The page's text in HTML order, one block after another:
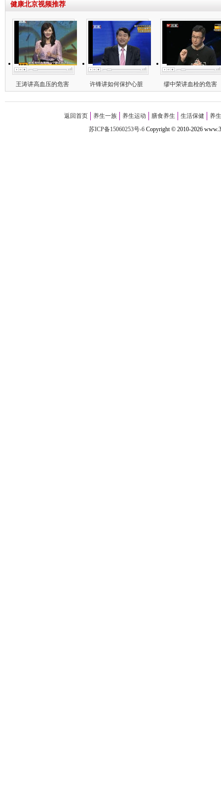
健康北京视频推荐
王涛讲高血压的危害 许锋讲如何保护心脏 缪中荣讲血栓的危害
返回首页 养生一族 养生运动 膳食养生 生活保健
养
苏ICP备15060253号-6Copyright©2010-2026